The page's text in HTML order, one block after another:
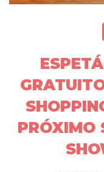
PRÓXIMO